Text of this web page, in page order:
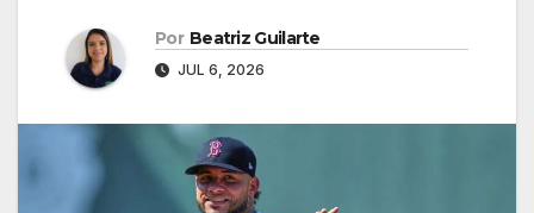
Por Beatriz Guilarte
JUL 6, 2026